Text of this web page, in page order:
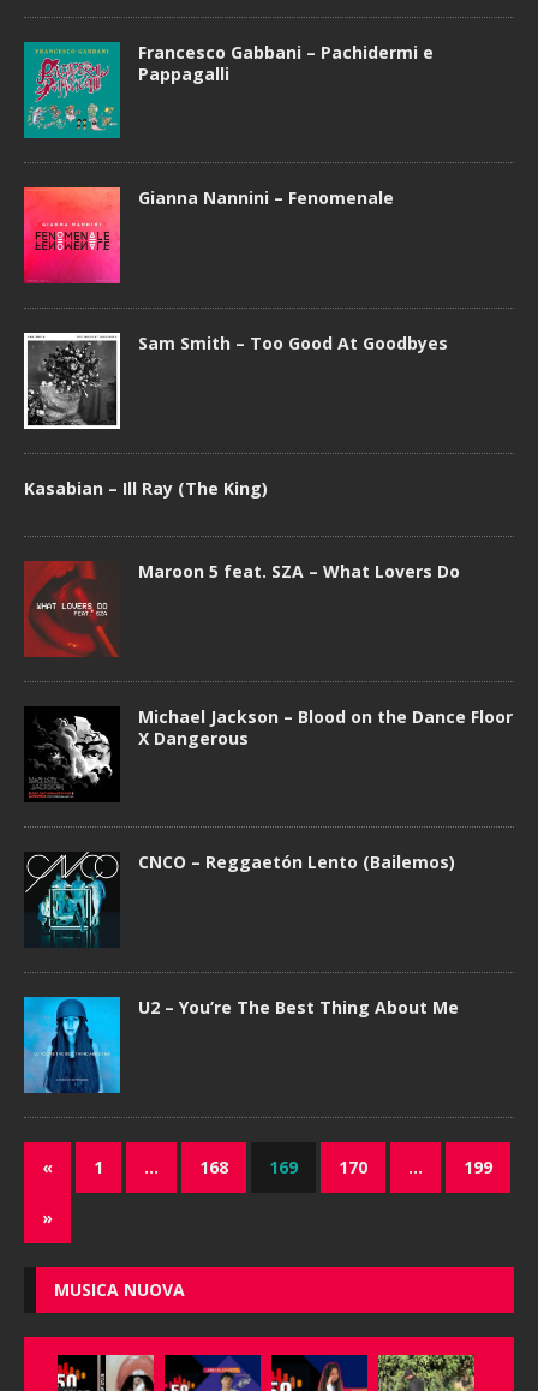
Francesco Gabbani – Pachidermi e
Pappagalli
Gianna Nannini – Fenomenale
Sam Smith – Too Good At Goodbyes
Kasabian – Ill Ray (The King)
Maroon 5 feat. SZA – What Lovers Do
Michael Jackson – Blood on the Dance Floor
X Dangerous
CNCO – Reggaetón Lento (Bailemos)
U2 – You’re The Best Thing About Me
« 1 … 168 169 170 … 199
»
MUSICA NUOVA